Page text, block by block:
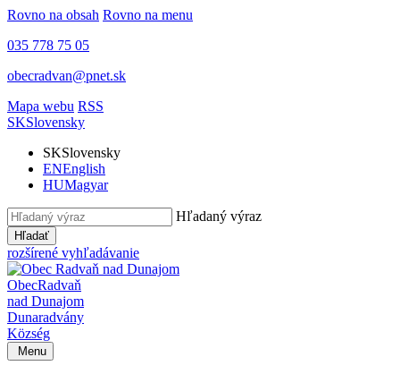
Rovno na obsah Rovno na menu
035 778 75 05
obecradvan@pnet.sk
Mapa webu RSS
SKSlovensky
SKSlovensky
ENEnglish
HUMagyar
Hľadaný výraz
Hľadať
rozšírené vyhľadávanie
ObecRadvaň
nad Dunajom
Dunaradvány
Község
Menu